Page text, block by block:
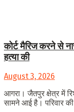
कोर्ट मैरिज करने से
हत्या की
August 3, 2026
आगरा। जैतपुर क्षेत्र में
सामने आई है। परिवार की